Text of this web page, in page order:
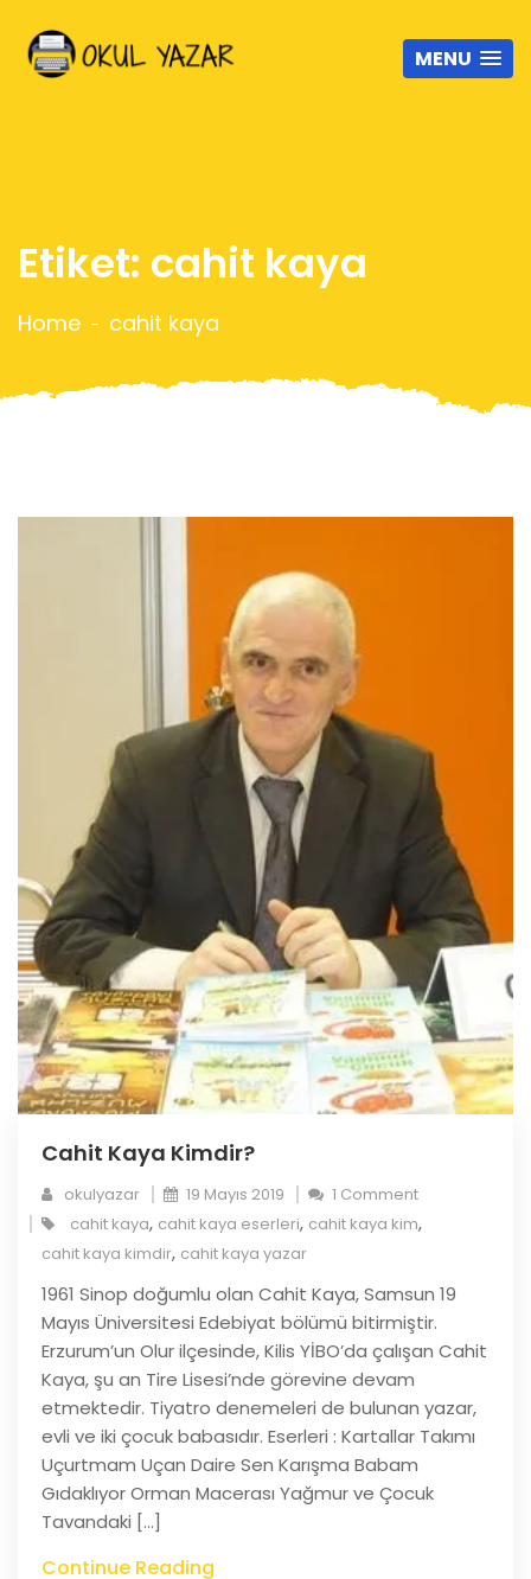
MENU
Etiket: cahit kaya
Home cahit kaya
Cahit Kaya Kimdir?
okulyazar 19 Mayıs 2019
1 Comment
cahit kaya, cahit kaya eserleri, cahit kaya kim,
cahit kaya kimdir, cahit kaya yazar
1961 Sinop doğumlu olan Cahit Kaya, Samsun 19
Mayıs Üniversitesi Edebiyat bölümü bitirmiştir.
Erzurum’un Olur ilçesinde, Kilis YİBO’da çalışan Cahit
Kaya, şu an Tire Lisesi’nde görevine devam
etmektedir. Tiyatro denemeleri de bulunan yazar,
evli ve iki çocuk babasıdır. Eserleri : Kartallar Takımı
Uçurtmam Uçan Daire Sen Karışma Babam
Gıdaklıyor Orman Macerası Yağmur ve Çocuk
Tavandaki […]
Continue Reading